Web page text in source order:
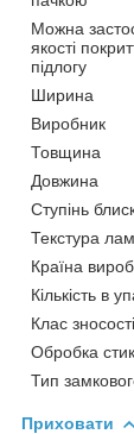
Можна
якості
підлогу
Ширина
Виробник
Товщина
Довжина
Ступінь
Текстура
Країна
Кількість в
Клас
Обробка
Тип
Приховати